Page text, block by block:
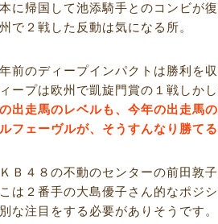
に帰国して池添騎手とのコンビが
で２戦した反動は気になる所。
前のディープインパクトは勝利を収
ープは欧州で凱旋門賞の１戦しか
出走馬のレベルも、今年の出走馬
フェーヴルが、そうすんなり勝て
Ｂ４８の不動のセンターの前田敦
は２番手の大島優子さん的なポジ
な注目をする必要がありそうです。